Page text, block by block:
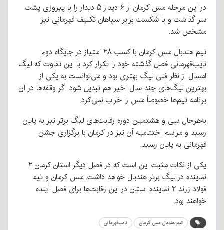
در این مرحله مس کرمان از ۶ دیدار ۵ دیدار را با پیروزی پشت
سر گذاشت و با شکست برابر سپاهان تکلیف قهرمانی نیز
مشخص شد.
تیم هندبال مس کرمان با کسب ۲۸ امتیاز در جایگاه دوم
نایب‌قهرمانی فصل گذشته خود را تکرار کرد با این تفاوت که لیگ
امسال از نظر فنی لیگ بهتری بود و می‌توانست به یکی از
بهترین لیگ‌های چند سال اخیر هم تبدیل شود اگر وقفه‌ها در آن
برنامه تیم‌ها خصوصاً مس را خراب نمی‌کرد.
به‌هرحال سی و هشتمین دوره رقابت‌های لیگ برتر نیز به پایان
رسید و مراسم اختتامیه آن نیز در کرمان با برگزاری جشن
قهرمانی به پایان رسید.
یکی از نکات مثبت این است که در فصل دیگر استان کرمان ۲
نماینده در لیگ برتر هندبال خواهد داشت. مس کرمان و تیم
فولاد زرند ۲ نماینده استان در این رقابت‌ها برای فصل آینده
خواهند بود.
تیم هندبال مس کرمان نایب‌قهرمانی